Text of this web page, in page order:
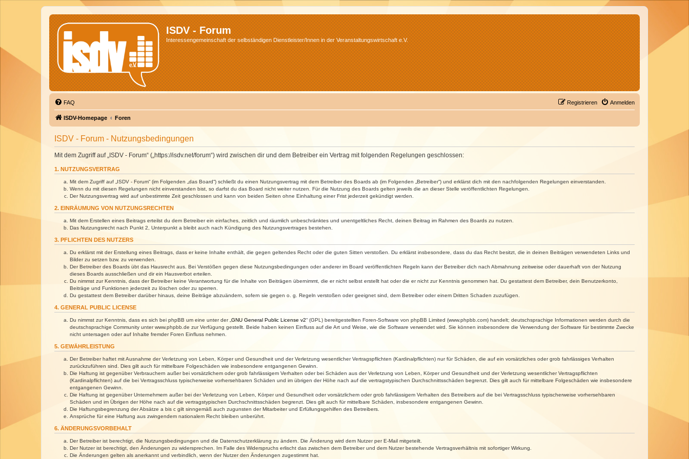
ISDV - Forum
Interessengemeinschaft der selbständigen Dienstleister/Innen in der Veranstaltungswirtschaft e.V.
FAQ Anmelden
Registrieren
ISDV-Homepage Foren
ISDV - Forum - Nutzungsbedingungen
Mit dem Zugriff auf „ISDV - Forum“ („https://isdv.net/forum“) wird zwischen dir und dem Betreiber ein Vertrag mit folgenden Regelungen geschlossen:
1. NUTZUNGSVERTRAG
Mit dem Zugriff auf „ISDV - Forum“ (im Folgenden „das Board“) schließt du einen Nutzungsvertrag mit dem Betreiber des Boards ab (im Folgenden „Betreiber“) und erklärst dich mit den nachfolgenden Regelungen einverstanden.
Wenn du mit diesen Regelungen nicht einverstanden bist, so darfst du das Board nicht weiter nutzen. Für die Nutzung des Boards gelten jeweils die an dieser Stelle veröffentlichten Regelungen.
Der Nutzungsvertrag wird auf unbestimmte Zeit geschlossen und kann von beiden Seiten ohne Einhaltung einer Frist jederzeit gekündigt werden.
2. EINRÄUMUNG VON NUTZUNGSRECHTEN
Mit dem Erstellen eines Beitrags erteilst du dem Betreiber ein einfaches, zeitlich und räumlich unbeschränktes und unentgeltliches Recht, deinen Beitrag im Rahmen des Boards zu nutzen.
Das Nutzungsrecht nach Punkt 2, Unterpunkt a bleibt auch nach Kündigung des Nutzungsvertrages bestehen.
3. PFLICHTEN DES NUTZERS
Du erklärst mit der Erstellung eines Beitrags, dass er keine Inhalte enthält, die gegen geltendes Recht oder die guten Sitten verstoßen. Du erklärst insbesondere, dass du das Recht besitzt, die in deinen Beiträgen verwendeten Links und
Bilder zu setzen bzw. zu verwenden.
Der Betreiber des Boards übt das Hausrecht aus. Bei Verstößen gegen diese Nutzungsbedingungen oder anderer im Board veröffentlichten Regeln kann der Betreiber dich nach Abmahnung zeitweise oder dauerhaft von der Nutzung
dieses Boards ausschließen und dir ein Hausverbot erteilen.
Du nimmst zur Kenntnis, dass der Betreiber keine Verantwortung für die Inhalte von Beiträgen übernimmt, die er nicht selbst erstellt hat oder die er nicht zur Kenntnis genommen hat. Du gestattest dem Betreiber, dein Benutzerkonto,
Beiträge und Funktionen jederzeit zu löschen oder zu sperren.
Du gestattest dem Betreiber darüber hinaus, deine Beiträge abzuändern, sofern sie gegen o. g. Regeln verstoßen oder geeignet sind, dem Betreiber oder einem Dritten Schaden zuzufügen.
4. GENERAL PUBLIC LICENSE
Du nimmst zur Kenntnis, dass es sich bei phpBB um eine unter der „ GNU General Public License v2“ (GPL) bereitgestellten Foren-Software von phpBB Limited (www.phpbb.com) handelt; deutschsprachige Informationen werden durch die
deutschsprachige Community unter www.phpbb.de zur Verfügung gestellt. Beide haben keinen Einfluss auf die Art und Weise, wie die Software verwendet wird. Sie können insbesondere die Verwendung der Software für bestimmte Zwecke
nicht untersagen oder auf Inhalte fremder Foren Einfluss nehmen.
5. GEWÄHRLEISTUNG
Der Betreiber haftet mit Ausnahme der Verletzung von Leben, Körper und Gesundheit und der Verletzung wesentlicher Vertragspflichten (Kardinalpflichten) nur für Schäden, die auf ein vorsätzliches oder grob fahrlässiges Verhalten
zurückzuführen sind. Dies gilt auch für mittelbare Folgeschäden wie insbesondere entgangenen Gewinn.
Die Haftung ist gegenüber Verbrauchern außer bei vorsätzlichem oder grob fahrlässigem Verhalten oder bei Schäden aus der Verletzung von Leben, Körper und Gesundheit und der Verletzung wesentlicher Vertragspflichten
(Kardinalpflichten) auf die bei Vertragsschluss typischerweise vorhersehbaren Schäden und im übrigen der Höhe nach auf die vertragstypischen Durchschnittsschäden begrenzt. Dies gilt auch für mittelbare Folgeschäden wie insbesondere
entgangenen Gewinn.
Die Haftung ist gegenüber Unternehmern außer bei der Verletzung von Leben, Körper und Gesundheit oder vorsätzlichem oder grob fahrlässigem Verhalten des Betreibers auf die bei Vertragsschluss typischerweise vorhersehbaren
Schäden und im Übrigen der Höhe nach auf die vertragstypischen Durchschnittsschäden begrenzt. Dies gilt auch für mittelbare Schäden, insbesondere entgangenen Gewinn.
Die Haftungsbegrenzung der Absätze a bis c gilt sinngemäß auch zugunsten der Mitarbeiter und Erfüllungsgehilfen des Betreibers.
Ansprüche für eine Haftung aus zwingendem nationalem Recht bleiben unberührt.
6. ÄNDERUNGSVORBEHALT
Der Betreiber ist berechtigt, die Nutzungsbedingungen und die Datenschutzerklärung zu ändern. Die Änderung wird dem Nutzer per E-Mail mitgeteilt.
Der Nutzer ist berechtigt, den Änderungen zu widersprechen. Im Falle des Widerspruchs erlischt das zwischen dem Betreiber und dem Nutzer bestehende Vertragsverhältnis mit sofortiger Wirkung.
Die Änderungen gelten als anerkannt und verbindlich, wenn der Nutzer den Änderungen zugestimmt hat.